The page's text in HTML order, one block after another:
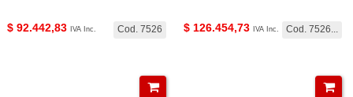
Cod. 7526
$ 92.442,83 IVA Inc. Cod. 7526...
$ 126.454,73 IVA Inc.